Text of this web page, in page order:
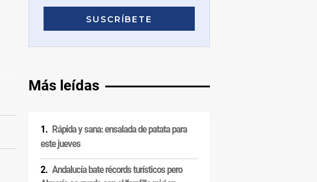
Más leídas
Rápida y sana: ensalada de patata para
este jueves
Andalucía bate récords turísticos pero